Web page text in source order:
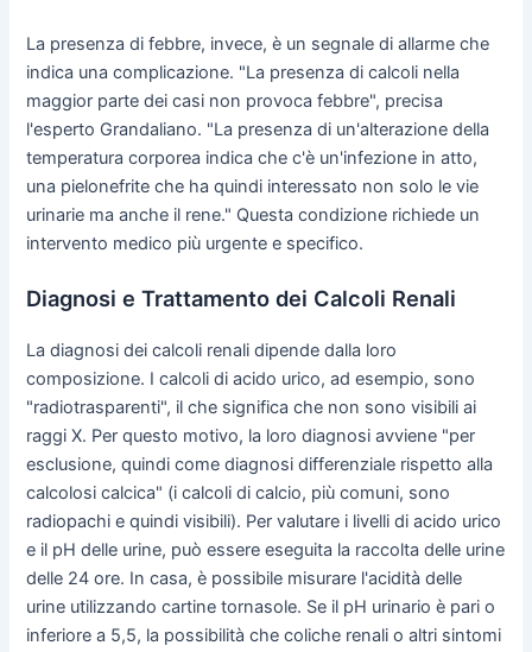
La presenza di febbre, invece, è un segnale di allarme che
indica una complicazione. "La presenza di calcoli nella
maggior parte dei casi non provoca febbre", precisa
l'esperto Grandaliano. "La presenza di un'alterazione della
temperatura corporea indica che c'è un'infezione in atto,
una pielonefrite che ha quindi interessato non solo le vie
urinarie ma anche il rene." Questa condizione richiede un
intervento medico più urgente e specifico.
Diagnosi e Trattamento dei Calcoli Renali
La diagnosi dei calcoli renali dipende dalla loro
composizione. I calcoli di acido urico, ad esempio, sono
"radiotrasparenti", il che significa che non sono visibili ai
raggi X. Per questo motivo, la loro diagnosi avviene "per
esclusione, quindi come diagnosi differenziale rispetto alla
calcolosi calcica" (i calcoli di calcio, più comuni, sono
radiopachi e quindi visibili). Per valutare i livelli di acido urico
e il pH delle urine, può essere eseguita la raccolta delle urine
delle 24 ore. In casa, è possibile misurare l'acidità delle
urine utilizzando cartine tornasole. Se il pH urinario è pari o
inferiore a 5,5, la possibilità che coliche renali o altri sintomi